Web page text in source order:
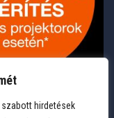
hirdetések